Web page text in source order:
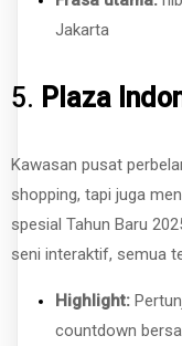
Jakarta
5. Plaza
Kawasan pusat
shopping, tapi juga
spesial Tahun Baru
seni interaktif, semua
Highlight:
countdown